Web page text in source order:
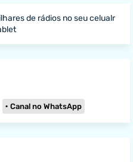
Canal no WhatsApp